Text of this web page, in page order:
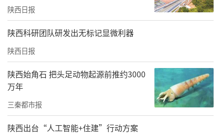
作品完成投稿申报。经组织专家评议，结合作
品主题契合度、AI技术应用水平、内容创意、传
播价值、制作质量等标准，中国文物报社将在2
026年文化和自然遗产日前夕，率先遴选出25部
优质作品进行展播。
展播活动将在中国文物报官方微信公众号、视
频号、中国文化遗产传播中心平台等平台同步
进行，活动结束后中国文物报社将组织专家结
陕西日报
陕西科研团队研发出无标记显微利器
陕西日报
陕西始角石 把头足动物起源前推约3000
万年
三秦都市报
陕西出台“人工智能+住建”行动方案